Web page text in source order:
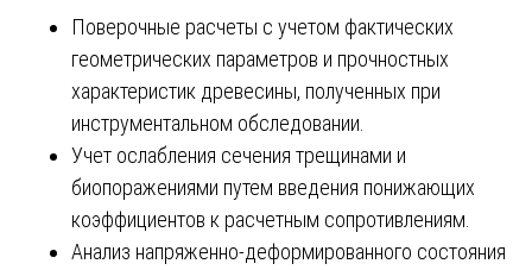
Поверочные расчеты с учетом фактических
геометрических параметров и прочностных
характеристик древесины, полученных при
инструментальном обследовании.
Учет ослабления сечения трещинами и
биопоражениями путем введения понижающих
коэффициентов к расчетным сопротивлениям.
Анализ напряженно-деформированного состояния